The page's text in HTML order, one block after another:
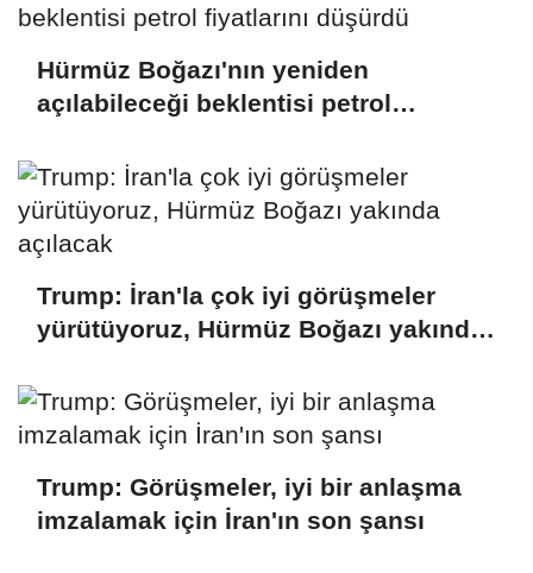
Hürmüz Boğazı'nın yeniden
açılabileceği beklentisi petrol
Trump: İran'la çok iyi görüşmeler
yürütüyoruz, Hürmüz Boğazı yakında
Trump: Görüşmeler, iyi bir anlaşma
imzalamak için İran'ın son şansı